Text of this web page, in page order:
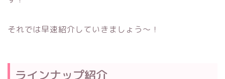
それでは早速紹介していきましょう～！
ラインナップ紹介